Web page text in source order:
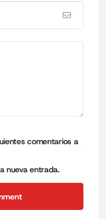
comentarios a
nueva entrada.